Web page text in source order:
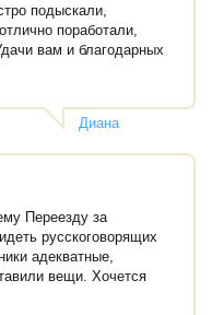
подыскали,
поработали,
вам и благодарных
Диана
Переезду за
русскоговорящих
адекватные,
вещи. Хочется